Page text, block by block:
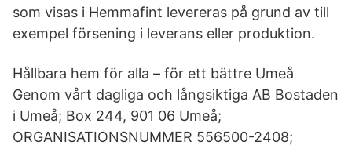
som visas i Hemmafint levereras på grund av till
exempel försening i leverans eller produktion.
Hållbara hem för alla – för ett bättre Umeå
Genom vårt dagliga och långsiktiga AB Bostaden
i Umeå; Box 244, 901 06 Umeå;
ORGANISATIONSNUMMER 556500-2408;